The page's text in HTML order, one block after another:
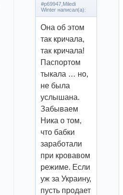
#p69947,Miledi
Winter написал(а):
Она об этом
так кричала,
так кричала!
Паспортом
тыкала … но,
не была
услышана.
Забываем
Ника о том,
что бабки
заработали
при кровавом
режиме. Если
уж за Украину,
пусть продает